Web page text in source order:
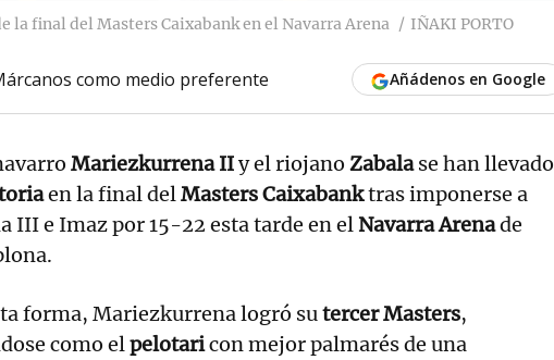
la final del Masters Caixabank en el Navarra Arena IÑAKI PORTO
como medio preferente Añádenos en Google
Mariezkurrena IIy el riojano Zabalase han llevado
en la final delMasters Caixabanktras imponerse a
III e Imaz por 15-22 esta tarde en el Navarra Arenade
forma, Mariezkurrena logró sutercer Masters,
como elpelotaricon mejor palmarés de una